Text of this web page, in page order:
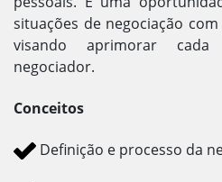
situações de negociação
visando aprimorar
negociador.
Conceitos
Definição e processo da